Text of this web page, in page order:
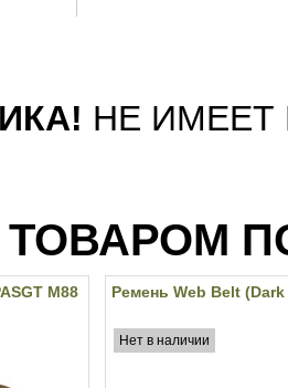
НЕ ИМЕЕТ
ТОВАРОМ
M88
Ремень Web Belt
Нет в наличии